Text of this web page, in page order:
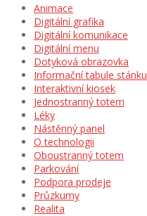
Animace
Digitální grafika
Digitální komunikace
Digitální menu
Dotyková obrazovka
Informační tabule stánku
Interaktivní kiosek
Jednostranný totem
Léky
Nástěnný panel
O technologii
Oboustranný totem
Parkování
Podpora prodeje
Průzkumy
Realita